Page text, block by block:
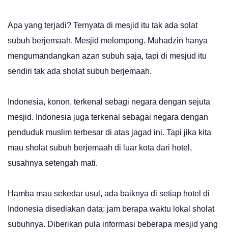
Apa yang terjadi? Ternyata di mesjid itu tak ada solat
subuh berjemaah. Mesjid melompong. Muhadzin hanya
mengumandangkan azan subuh saja, tapi di mesjud itu
sendiri tak ada sholat subuh berjemaah.
Indonesia, konon, terkenal sebagi negara dengan sejuta
mesjid. Indonesia juga terkenal sebagai negara dengan
penduduk muslim terbesar di atas jagad ini. Tapi jika kita
mau sholat subuh berjemaah di luar kota dari hotel,
susahnya setengah mati.
Hamba mau sekedar usul, ada baiknya di setiap hotel di
Indonesia disediakan data: jam berapa waktu lokal sholat
subuhnya. Diberikan pula informasi beberapa mesjid yang